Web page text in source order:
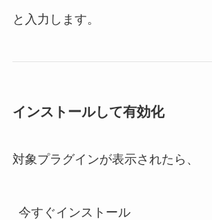
と入力します。
インストールして有効化
対象プラグインが表示されたら、
今すぐインストール